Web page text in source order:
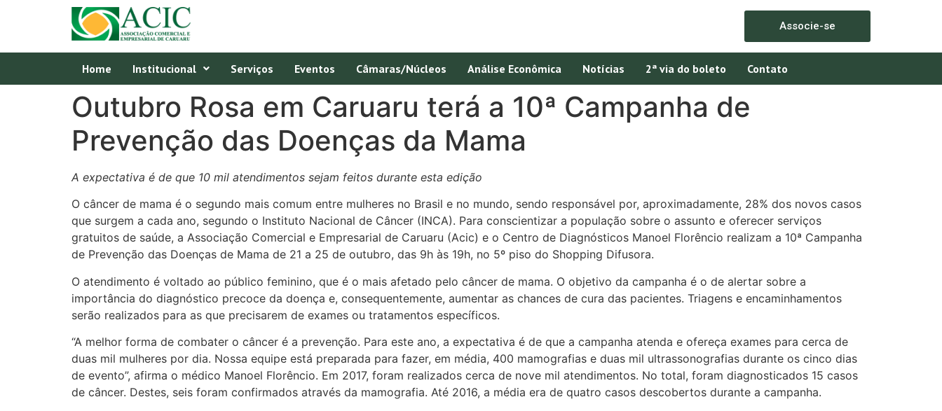
Associe-se
Home Institucional Serviços Eventos Câmaras/Núcleos Análise Econômica Notícias 2ª via do boleto Contato
Outubro Rosa em Caruaru terá a 10ª Campanha de
Prevenção das Doenças da Mama
A expectativa é de que 10 mil atendimentos sejam feitos durante esta edição
O câncer de mama é o segundo mais comum entre mulheres no Brasil e no mundo, sendo responsável por, aproximadamente, 28% dos novos casos
que surgem a cada ano, segundo o Instituto Nacional de Câncer (INCA). Para conscientizar a população sobre o assunto e oferecer serviços
gratuitos de saúde, a Associação Comercial e Empresarial de Caruaru (Acic) e o Centro de Diagnósticos Manoel Florêncio realizam a 10ª Campanha
de Prevenção das Doenças de Mama de 21 a 25 de outubro, das 9h às 19h, no 5º piso do Shopping Difusora.
O atendimento é voltado ao público feminino, que é o mais afetado pelo câncer de mama. O objetivo da campanha é o de alertar sobre a
importância do diagnóstico precoce da doença e, consequentemente, aumentar as chances de cura das pacientes. Triagens e encaminhamentos
serão realizados para as que precisarem de exames ou tratamentos específicos.
“A melhor forma de combater o câncer é a prevenção. Para este ano, a expectativa é de que a campanha atenda e ofereça exames para cerca de
duas mil mulheres por dia. Nossa equipe está preparada para fazer, em média, 400 mamografias e duas mil ultrassonografias durante os cinco dias
de evento”, afirma o médico Manoel Florêncio. Em 2017, foram realizados cerca de nove mil atendimentos. No total, foram diagnosticados 15 casos
de câncer. Destes, seis foram confirmados através da mamografia. Até 2016, a média era de quatro casos descobertos durante a campanha.